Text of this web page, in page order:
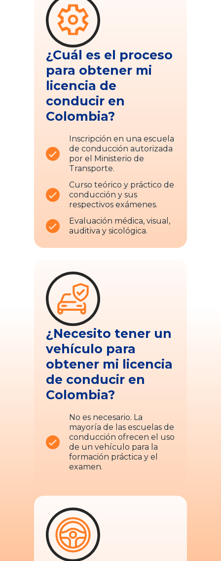
¿Cuál es el proceso
para obtener mi
licencia de
conducir en
Colombia?
Inscripción en una escuela
de conducción autorizada
por el Ministerio de
Transporte.
Curso teórico y práctico de
conducción y sus
respectivos exámenes.
Evaluación médica, visual,
auditiva y sicológica.
¿Necesito tener un
vehículo para
obtener mi licencia
de conducir en
Colombia?
No es necesario. La
mayoría de las escuelas de
conducción ofrecen el uso
de un vehículo para la
formación práctica y el
examen.